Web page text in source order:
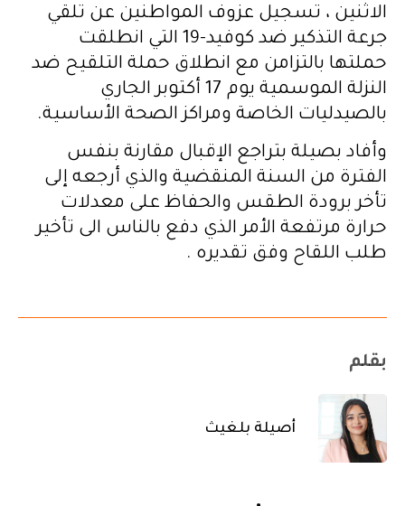
الاثنين ، تسجيل عزوف المواطنين عن تلقي
جرعة التذكير ضد كوفيد-19 التي انطلقت
حملتها بالتزامن مع انطلاق حملة التلقيح ضد
النزلة الموسمية يوم 17 أكتوبر الجاري
بالصيدليات الخاصة ومراكز الصحة الأساسية.
وأفاد بصيلة بتراجع الإقبال مقارنة بنفس
الفترة من السنة المنقضية والذي أرجعه إلى
تأخر برودة الطقس والحفاظ على معدلات
حرارة مرتفعة الأمر الذي دفع بالناس الى تأخير
طلب اللقاح وفق تقديره .
بقلم
أصيلة بلغيث